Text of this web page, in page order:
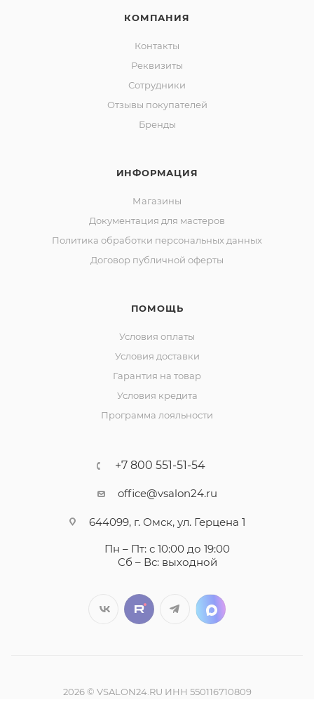
КОМПАНИЯ
Контакты
Реквизиты
Сотрудники
Отзывы покупателей
Бренды
ИНФОРМАЦИЯ
Магазины
Документация для мастеров
Политика обработки персональных данных
Договор публичной оферты
ПОМОЩЬ
Условия оплаты
Условия доставки
Гарантия на товар
Условия кредита
Программа лояльности
+7 800 551-51-54
office@vsalon24.ru
644099, г. Омск, ул. Герцена 1
Пн – Пт: с 10:00 до 19:00
Сб – Вс: выходной
2026 © VSALON24.RU ИНН 550116710809